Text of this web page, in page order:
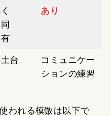
く
あり
台
コミュニケー
ションの練習
われる模倣は以下で